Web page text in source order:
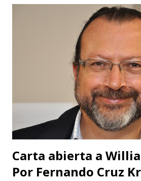
Carta abierta a
Por Fernando Cruz